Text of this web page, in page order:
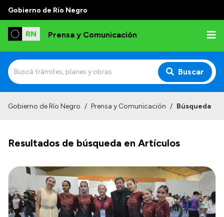
Gobierno de Río Negro
Prensa y Comunicación
Buscar
Autoridades
Referentes de prensa
Archivo de noticias
Gobierno de Río Negro / Prensa y Comunicación / Búsqueda
Resultados de búsqueda en Artículos